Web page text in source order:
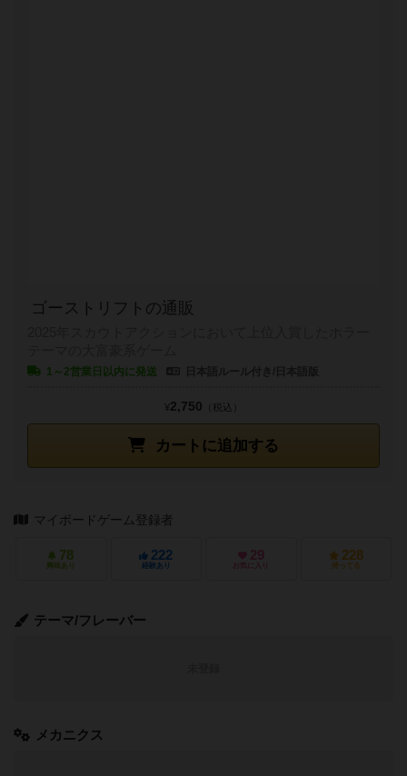
ゴーストリフトの通販
1～2営業日以内に発送
カートに追加する
¥2,750 （税込）
マイボードゲーム登録者
78
興味あり
222
経験あり
29
お気に入り
228
持ってる
テーマ/フレーバー
メカニクス